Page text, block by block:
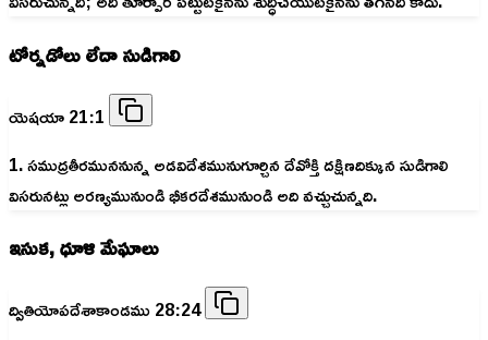
టోర్నడోలు లేదా సుడిగాలి
యెషయా 21:1
1. సముద్రతీరముననున్న అడవిదేశమునుగూర్చిన దేవోక్తి దక్షిణదిక్కున సుడిగాలి
విసరునట్లు అరణ్యమునుండి భీకరదేశమునుండి అది వచ్చుచున్నది.
ఇసుక, ధూళి మేఘాలు
ద్వితియోపదేశాకాండము 28:24